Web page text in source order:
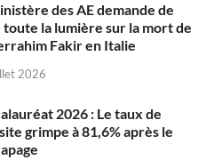
des AE demande de
la lumière sur la mort de
Fakir en Italie
2026
2026 : Le taux de
grimpe à 81,6% après le